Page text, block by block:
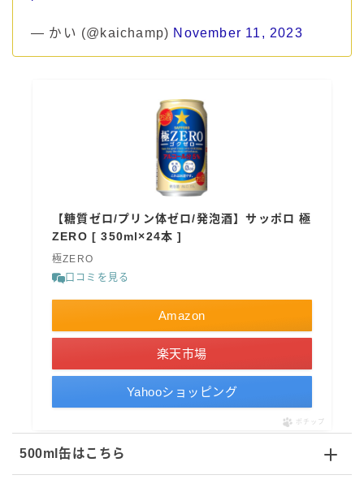
— かい (@kaichamp) November 11, 2023
【糖質ゼロ/プリン体ゼロ/発泡酒】サッポロ 極
ZERO [ 350ml×24本 ]
極ZERO
口コミを見る
Amazon
楽天市場
Yahooショッピング
ポチップ
500ml缶はこちら